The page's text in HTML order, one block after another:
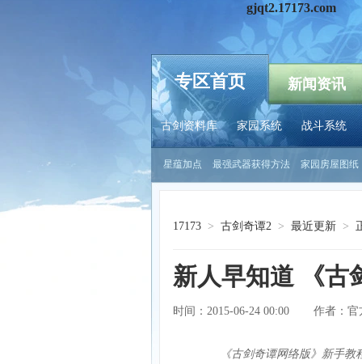
gjqt2.17173.com
专区首页 新闻资讯
古剑资料库 家园系统 战斗系统
星蕴加点 最强武器获得方法 家园房屋图纸
17173 > 古剑奇谭2 > 最近更新 >
新人早知道 《古
时间：2015-06-24 00:00 作者： 官
《古剑奇谭网络版》新手